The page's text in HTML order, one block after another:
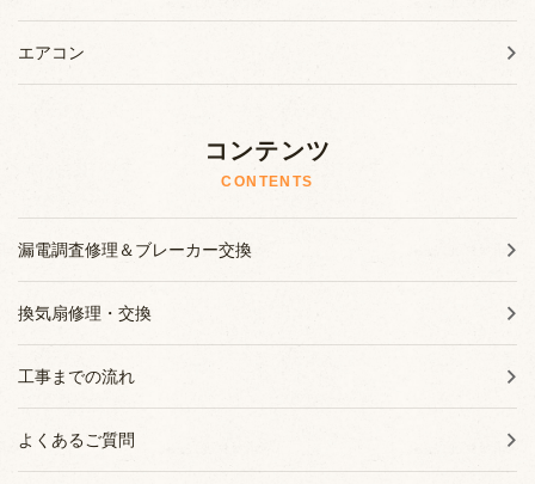
エアコン
コンテンツ
CONTENTS
漏電調査修理＆ブレーカー交換
換気扇修理・交換
工事までの流れ
よくあるご質問